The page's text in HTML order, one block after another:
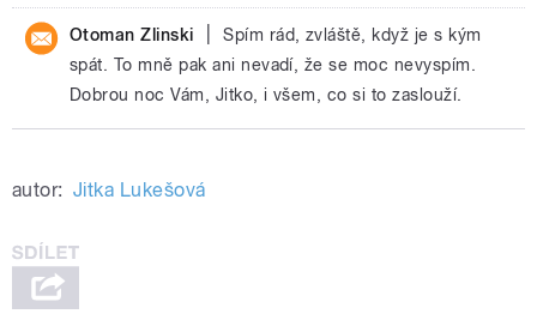
Otoman Zlinski
Spím rád, zvláště, když je s kým
spát. To mně pak ani nevadí, že se moc nevyspím.
Dobrou noc Vám, Jitko, i všem, co si to zaslouží.
autor: Jitka Lukešová